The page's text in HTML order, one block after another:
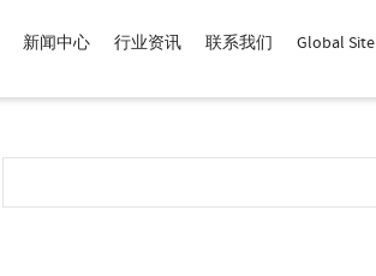
新闻中心 行业资讯 联系我们 Global Site